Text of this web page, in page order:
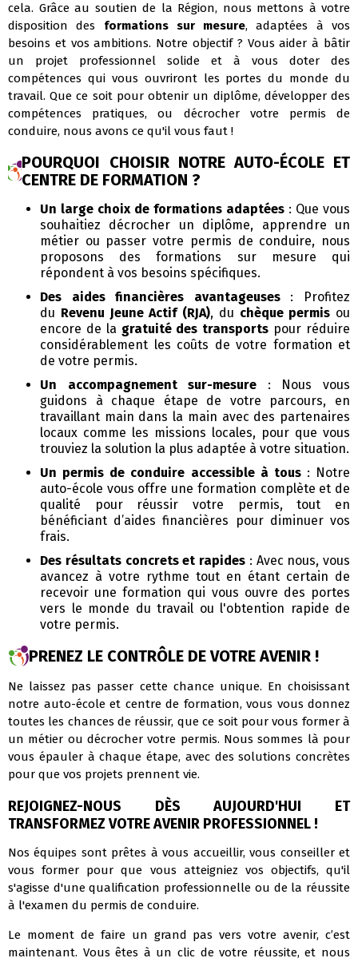
cela. Grâce au soutien de la Région, nous mettons à votre
disposition des
formations sur mesure, adaptées à vos
besoins et vos ambitions. Notre objectif ? Vous aider à bâtir
un projet professionnel solide et à vous doter des
compétences qui vous ouvriront les portes du monde du
travail. Que ce soit pour obtenir un diplôme, développer des
compétences pratiques, ou décrocher votre permis de
conduire, nous avons ce qu'il vous faut !
POURQUOI CHOISIR NOTRE AUTO-ÉCOLE ET
CENTRE DE FORMATION ?
Un large choix de formations adaptées : Que vous
souhaitiez décrocher un diplôme, apprendre un
métier ou passer votre permis de conduire, nous
proposons des formations sur mesure qui
répondent à vos besoins spécifiques.
Des aides financières avantageuses
: Profitez
du Revenu Jeune Actif (RJA), du chèque permis ou
encore de la gratuité des transports pour réduire
considérablement les coûts de votre formation et
de votre permis.
Un accompagnement sur-mesure
: Nous vous
guidons à chaque étape de votre parcours, en
travaillant main dans la main avec des partenaires
locaux comme les missions locales, pour que vous
trouviez la solution la plus adaptée à votre situation.
Un permis de conduire accessible à tous : Notre
auto-école vous offre une formation complète et de
qualité pour réussir votre permis, tout en
bénéficiant d’aides financières pour diminuer vos
frais.
Des résultats concrets et rapides : Avec nous, vous
avancez à votre rythme tout en étant certain de
recevoir une formation qui vous ouvre des portes
vers le monde du travail ou l'obtention rapide de
votre permis.
PRENEZ LE CONTRÔLE DE VOTRE AVENIR !
Ne laissez pas passer cette chance unique. En choisissant
notre auto-école et centre de formation, vous vous donnez
toutes les chances de réussir, que ce soit pour vous former à
un métier ou décrocher votre permis. Nous sommes là pour
vous épauler à chaque étape, avec des solutions concrètes
pour que vos projets prennent vie.
REJOIGNEZ-NOUS DÈS AUJOURD'HUI ET
TRANSFORMEZ VOTRE AVENIR PROFESSIONNEL !
Nos équipes sont prêtes à vous accueillir, vous conseiller et
vous former pour que vous atteigniez vos objectifs, qu'il
s'agisse d'une qualification professionnelle ou de la réussite
à l'examen du permis de conduire.
Le moment de faire un grand pas vers votre avenir, c’est
maintenant. Vous êtes à un clic de votre réussite, et nous